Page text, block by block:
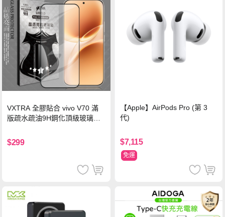
VXTRA 全膠貼合 vivo V70 滿
版疏水疏油9H鋼化頂級玻璃貼
$299
【Apple】AirPods Pro (第 3
代)
$7,115
免運